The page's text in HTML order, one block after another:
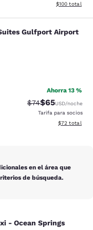
Ver detalles
$100 total
Gulfport
Gulfport Airport
Feria. 444 reseñas
Ahorra 13 %
Precio tachado:
$74Precio con
$65USD/noche
Tarifa para socios
Ver detalles
$72 total
en el área que
de búsqueda.
Ocean
- Ocean Springs